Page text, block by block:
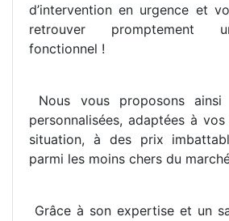
d’intervention en urgence et
retrouver promptement
fonctionnel !
Nous vous proposons ainsi
personnalisées, adaptées à
situation, à des prix
parmi les moins chers du
Grâce à son expertise et un